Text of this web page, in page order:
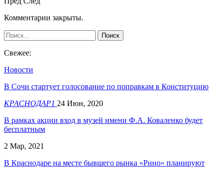
Комментарии закрыты.
Свежее:
Новости
В Сочи стартует голосование по поправкам в Конституцию
КРАСНОДАР1 24 Июн, 2020
В рамках акции вход в музей имени Ф.А. Коваленко будет
бесплатным
2 Мар, 2021
В Краснодаре на месте бывшего рынка «Рино» планируют